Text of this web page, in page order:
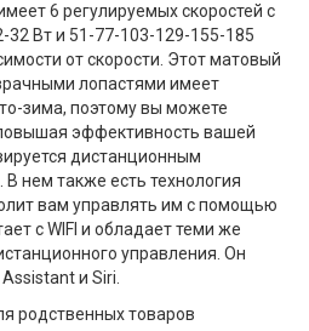
6 регулируемых скоростей с
Вт и 51-77-103-129-155-185
от скорости. Этот матовый
лопастями имеет
зима, поэтому вы можете
эффективность вашей
дистанционным
нем также есть технология
вам управлять им с помощью
с WIFI и обладает теми же
управления. Он
и Siri.
родственных товаров